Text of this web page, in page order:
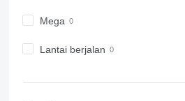
Mega
Lantai berjalan